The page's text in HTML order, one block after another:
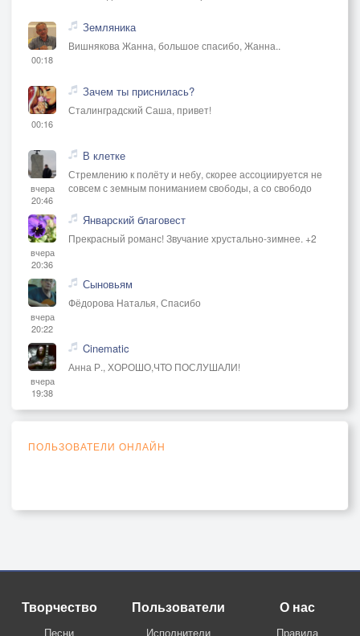
00:18
Земляника
Вишнякова Жанна, большое спасибо, Жанна..
00:16
Зачем ты приснилась?
Сталинградский Саша, привет!
вчера
20:46
В клетке
Стремлению к полёту и небу, скорее ассоциируется не
совсем с земным пониманием свободы, а со свободо
вчера
20:36
Январский благовест
Прекрасный романс! Звучание хрустально-зимнее. +2
вчера
20:22
Сыновьям
Фёдорова Наталья, Спасибо
вчера
19:38
Cinematic
Анна Р., ХОРОШО,ЧТО ПОСЛУШАЛИ!
ПОЛЬЗОВАТЕЛИ ОНЛАЙН
Творчество
Песни
Пользователи
Исполнители
О нас
Правила